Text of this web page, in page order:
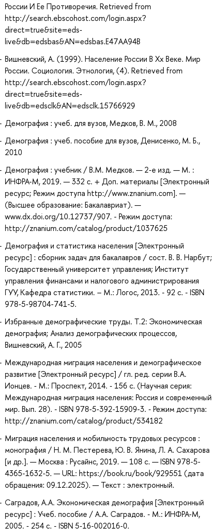
России И Ее Противоречия. Retrieved from
http://search.ebscohost.com/login.aspx?
direct=true&site=eds-
live&db=edsbas&AN=edsbas.E47AA94B
Вишневский, А. (1999). Население России В Хх Веке. Мир
России. Социология. Этнология, (4). Retrieved from
http://search.ebscohost.com/login.aspx?
direct=true&site=eds-
live&db=edsclk&AN=edsclk.15766929
Демография : учеб. для вузов, Медков, В. М., 2008
Демография : учеб. пособие для вузов, Денисенко, М. Б.,
2010
Демография : учебник / В.М. Медков. — 2-е изд. — М. :
ИНФРА-М, 2019. — 332 с. + Доп. материалы [Электронный
ресурс; Режим доступа http://www.znanium.com]. —
(Высшее образование: Бакалавриат). —
www.dx.doi.org/10.12737/907. - Режим доступа:
http://znanium.com/catalog/product/1037625
Демография и статистика населения [Электронный
ресурс] : сборник задач для бакалавров / сост. В. В. Нарбут;
Государственный университет управления; Институт
управления финансами и налогового администрирования
ГУУ, Кафедра статистики. – М.: Логос, 2013. - 92 с. - ISBN
978-5-98704-741-5.
Избранные демографические труды. Т.2: Экономическая
демография; Анализ демографических процессов,
Вишневский, А. Г., 2005
Международная миграция населения и демографическое
развитие [Электронный ресурс] / гл. ред. серии В.А.
Ионцев. - М.: Проспект, 2014. - 156 с. (Научная серия:
Международная миграция населения: Россия и современный
мир. Вып. 28). - ISBN 978-5-392-15909-3. - Режим доступа:
http://znanium.com/catalog/product/534182
Миграция населения и мобильность трудовых ресурсов :
монография / Н. М. Пестерева, Ю. В. Янина, Л. А. Сахарова
[и др.]. — Москва : Русайнс, 2019. — 108 с. — ISBN 978-5-
4365-1632-5. — URL: https://book.ru/book/929551 (дата
обращения: 09.12.2025). — Текст : электронный.
Саградов, А.А. Экономическая демография [Электронный
ресурс] : Учеб. пособие / А.А. Саградов. - M.: ИНФРА-М,
2005. - 254 с. - ISBN 5-16-002016-0.